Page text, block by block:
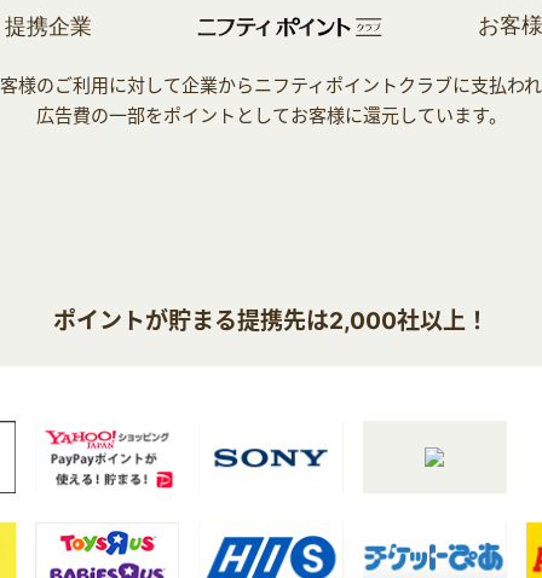
様のご利用に対して企業からニフティポイントクラブに支払わ
広告費の一部をポイントとしてお客様に還元しています。
ポイントが貯まる提携先は2,000社以上！